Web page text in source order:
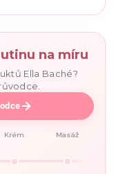
na míru
Ella Baché?
Krém Masáž